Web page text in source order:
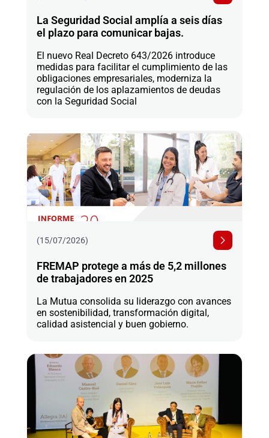
La Seguridad Social amplía a seis días
el plazo para comunicar bajas.
El nuevo Real Decreto 643/2026 introduce
medidas para facilitar el cumplimiento de las
obligaciones empresariales, moderniza la
regulación de los aplazamientos de deudas
con la Seguridad Social
(15/07/2026)
FREMAP protege a más de 5,2 millones
de trabajadores en 2025
La Mutua consolida su liderazgo con avances
en sostenibilidad, transformación digital,
calidad asistencial y buen gobierno.